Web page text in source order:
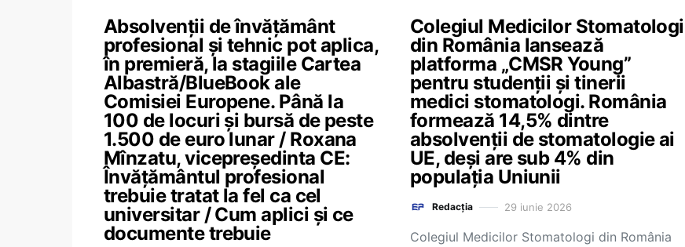
Absolvenții de învățământ
profesional și tehnic pot aplica,
în premieră, la stagiile Cartea
Albastră/BlueBook ale
Comisiei Europene. Până la
100 de locuri și bursă de peste
1.500 de euro lunar / Roxana
Mînzatu, vicepreședinta CE:
Învățământul profesional
trebuie tratat la fel ca cel
universitar / Cum aplici și ce
documente trebuie
Colegiul Medicilor Stomatologi
din România lansează
platforma „CMSR Young”
pentru studenții și tinerii
medici stomatologi. România
formează 14,5% dintre
absolvenții de stomatologie ai
UE, deși are sub 4% din
populația Uniunii
Redacția 29 iunie 2026
Colegiul Medicilor Stomatologi din România